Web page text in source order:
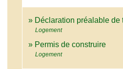
Déclaration préalable de
Logement
Permis de construire
Logement